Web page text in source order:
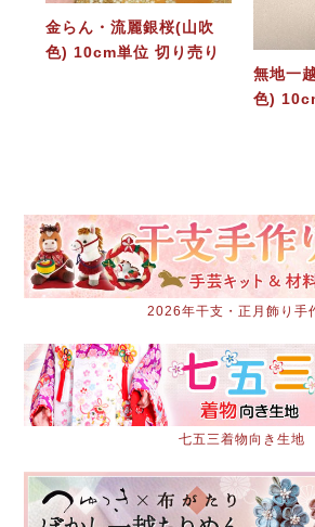
金らん・流麗銀桜(山吹
色) 10cm単位 切り売り
無地一
色)
2026年干支・正月飾り手
七五三着物向き生地